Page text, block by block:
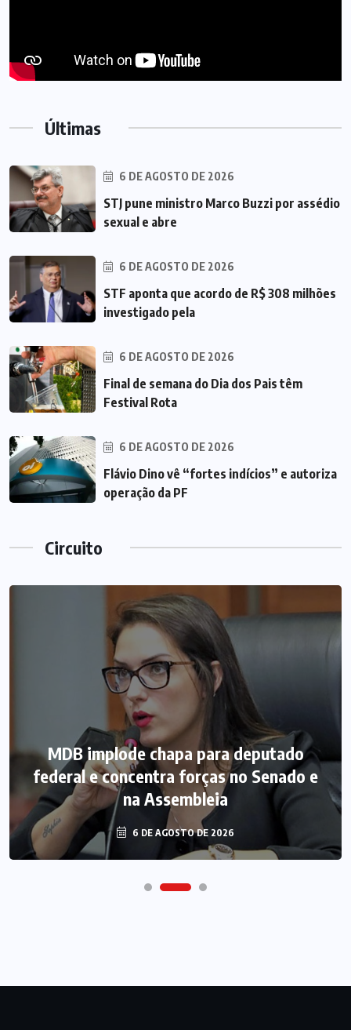
Últimas
6 DE AGOSTO DE 2026
STJ pune ministro Marco Buzzi por assédio
sexual e abre
6 DE AGOSTO DE 2026
STF aponta que acordo de R$ 308 milhões
investigado pela
6 DE AGOSTO DE 2026
Final de semana do Dia dos Pais têm
Festival Rota
6 DE AGOSTO DE 2026
Flávio Dino vê “fortes indícios” e autoriza
operação da PF
Circuito
MDB implode chapa para deputado
federal e concentra forças no Senado e
na Assembleia
6 DE AGOSTO DE 2026